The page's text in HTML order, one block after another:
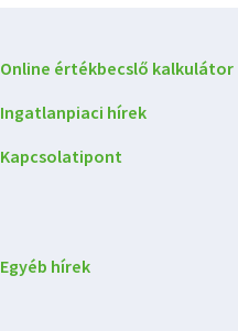
Online értékbecslő kalkulátor
Ingatlanpiaci hírek
Kapcsolatipont
Egyéb hírek